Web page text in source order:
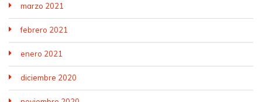
marzo 2021
febrero 2021
enero 2021
diciembre 2020